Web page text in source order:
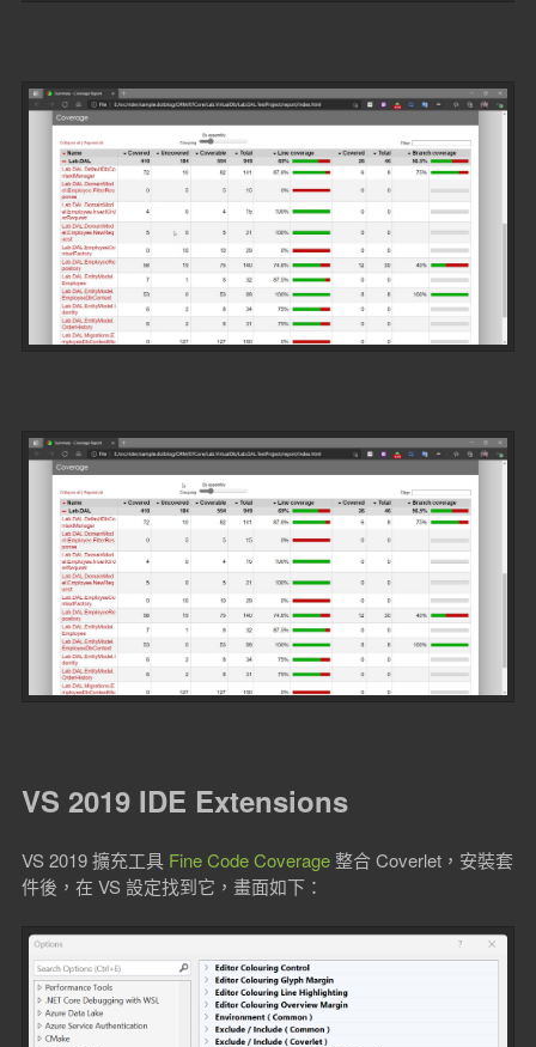
VS 2019 IDE Extensions
VS 2019 擴充工具 Fine Code Coverage整合 Coverlet，安裝套
件後，在 VS 設定找到它，畫面如下：